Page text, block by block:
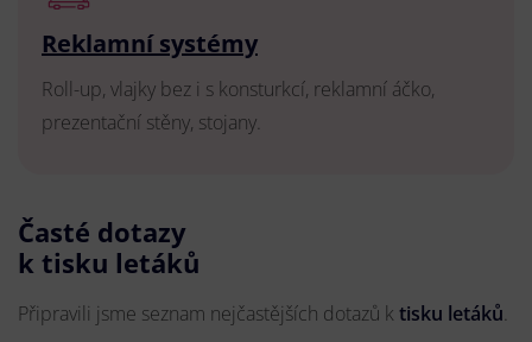
Reklamní systémy
Roll-up, vlajky bez i s konsturkcí, reklamní áčko,
prezentační stěny, stojany.
Časté dotazy
k tisku letáků
Připravili jsme seznam nejčastějších dotazů k tisku letáků.